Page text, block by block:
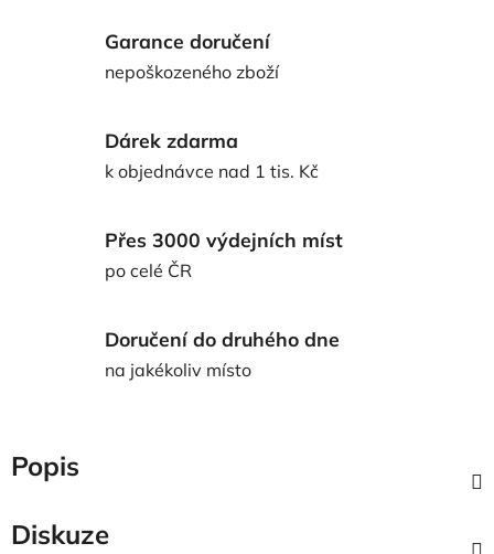
Garance doručení
nepoškozeného zboží
Dárek zdarma
k objednávce nad 1 tis. Kč
Přes 3000 výdejních míst
po celé ČR
Doručení do druhého dne
na jakékoliv místo
Popis
Diskuze